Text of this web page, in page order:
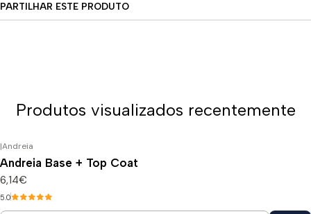
PARTILHAR ESTE PRODUTO
Produtos visualizados recentemente
|Andreia
Andreia Base + Top Coat
6,14€
5.0